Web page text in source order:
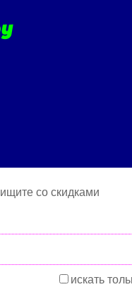
ищите со скидками
искать